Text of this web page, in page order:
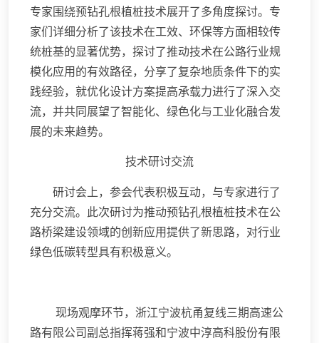
专家围绕预钻孔根植桩技术展开了多角度探讨。专
家们详细分析了该技术在工效、环保等方面相较传
统桩基的显著优势，探讨了推动技术在公路行业规
模化应用的有效路径，分享了复杂地质条件下的实
践经验，就优化设计方案提高承载力进行了深入交
流，并共同展望了智能化、绿色化与工业化融合发
展的未来趋势。
技术研讨交流
研讨会上，参会代表积极互动，与专家进行了
充分交流。此次研讨为推动预钻孔根植桩技术在公
路桥梁建设领域的创新应用提供了新思路，对行业
绿色低碳转型具有积极意义。
现场观摩环节，浙江宁波杭甬复线三期高速公
路有限公司副总指挥蒋强和宁波中淳高科股份有限